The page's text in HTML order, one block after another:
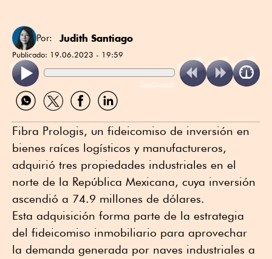
Por: Judith Santiago
Publicado: 19.06.2023 - 19:59
ReadSpeaker
Compartir
por
Compartir
por
Compartir
por
Compartir
por
Fibra Prologis, un fideicomiso de inversión en
bienes raíces logísticos y manufactureros,
adquirió tres propiedades industriales en el
norte de la República Mexicana, cuya inversión
ascendió a 74.9 millones de dólares.
Esta adquisición forma parte de la estrategia
del fideicomiso inmobiliario para aprovechar
la demanda generada por naves industriales a